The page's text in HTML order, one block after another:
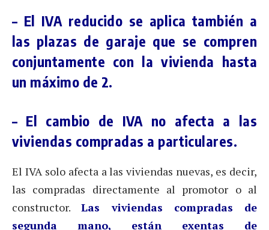
– El IVA reducido se aplica también a
las plazas de garaje que se compren
conjuntamente con la vivienda hasta
un máximo de 2.
– El cambio de IVA no afecta a las
viviendas compradas a particulares.
El IVA solo afecta a las viviendas nuevas, es decir,
las compradas directamente al promotor o al
constructor.Las viviendas compradas de
segunda mano, están exentas de